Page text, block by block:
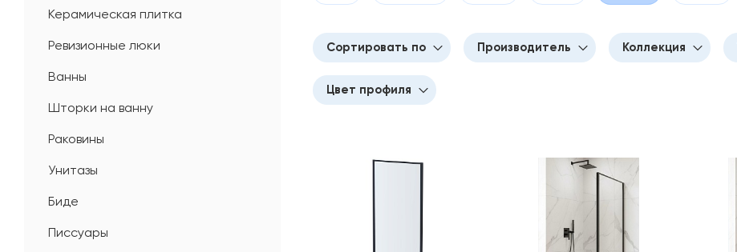
Керамическая плитка
Ревизионные люки
Ванны
Шторки на ванну
Раковины
Унитазы
Биде
Писсуары
Сортировать по
Дате обновления
Производитель Коллекция
Цвет профиля
Золото матовое